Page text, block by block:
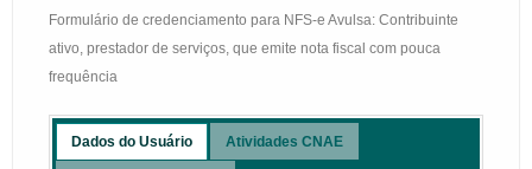
Formulário de credenciamento para NFS-e Avulsa: Contribuinte
ativo, prestador de serviços, que emite nota fiscal com pouca
frequência
Dados do Usuário Atividades CNAE